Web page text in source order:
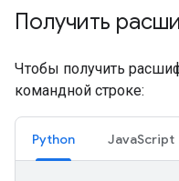
Получить
Чтобы получить
командной строке:
Python JavaScript